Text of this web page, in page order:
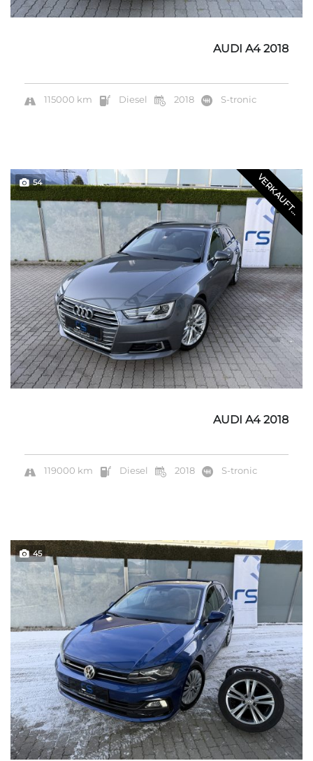
AUDI A4 2018
115000 km Diesel 2018 S-tronic
VERKAUFT...
54
AUDI A4 2018
119000 km Diesel 2018 S-tronic
45